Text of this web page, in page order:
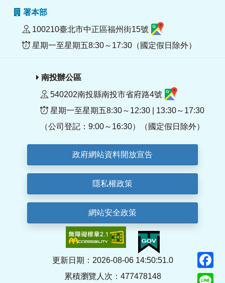
署本部
100210臺北市中正區福州街15號
星期一至星期五8:30～17:30（國定假日除外）
南投辦公區
540202南投縣南投市省府路4號
星期一至星期五8:30～12:30 | 13:30～17:30
（公司登記：9:00～16:30）（國定假日除外）
政府網站資料開放宣告
隱私權政策
網站安全政策
更新日期：2026-08-06 14:50:51.0
累積瀏覽人次：477478148